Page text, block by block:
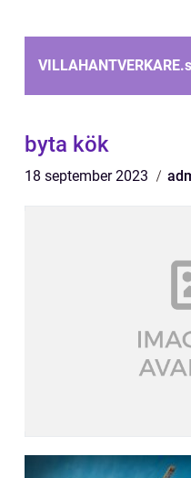
VILLAHANTVERKARE.
byta kök
18 september 2023